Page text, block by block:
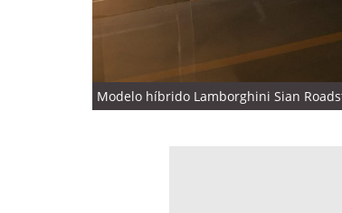
Modelo híbrido Lamborghini Sian